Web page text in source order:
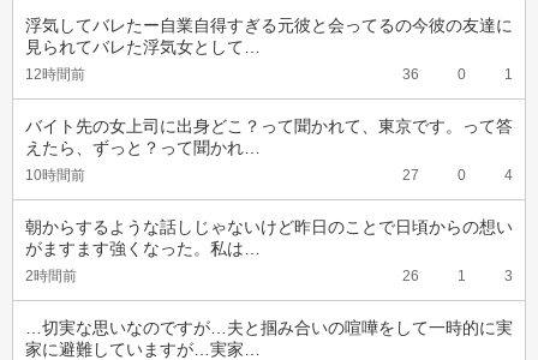
浮気してバレたー自業自得すぎる元彼と会ってるの今彼の友達に
見られてバレた浮気女として…
12時間前 36 0 1
バイト先の女上司に出身どこ？って聞かれて、東京です。って答
えたら、ずっと？って聞かれ…
10時間前 27 0 4
朝からするような話しじゃないけど昨日のことで日頃からの想い
がますます強くなった。私は…
2時間前 26 1 3
…切実な思いなのですが…夫と掴み合いの喧嘩をして一時的に実
家に避難していますが…実家…